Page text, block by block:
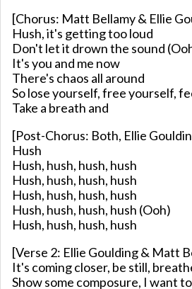
[Chorus: Matt Bellamy & Ellie
Hush, it's getting too loud
Don't let it drown the sound
It's you and me now
There's chaos all around
So lose yourself, free yourself,
Take a breath and
[Post-Chorus: Both, Ellie
Hush
Hush, hush, hush, hush
Hush, hush, hush, hush
Hush, hush, hush, hush
Hush, hush, hush, hush (Ooh)
Hush, hush, hush, hush
[Verse 2: Ellie Goulding & Matt
It's coming closer, be still,
Show some composure, I want